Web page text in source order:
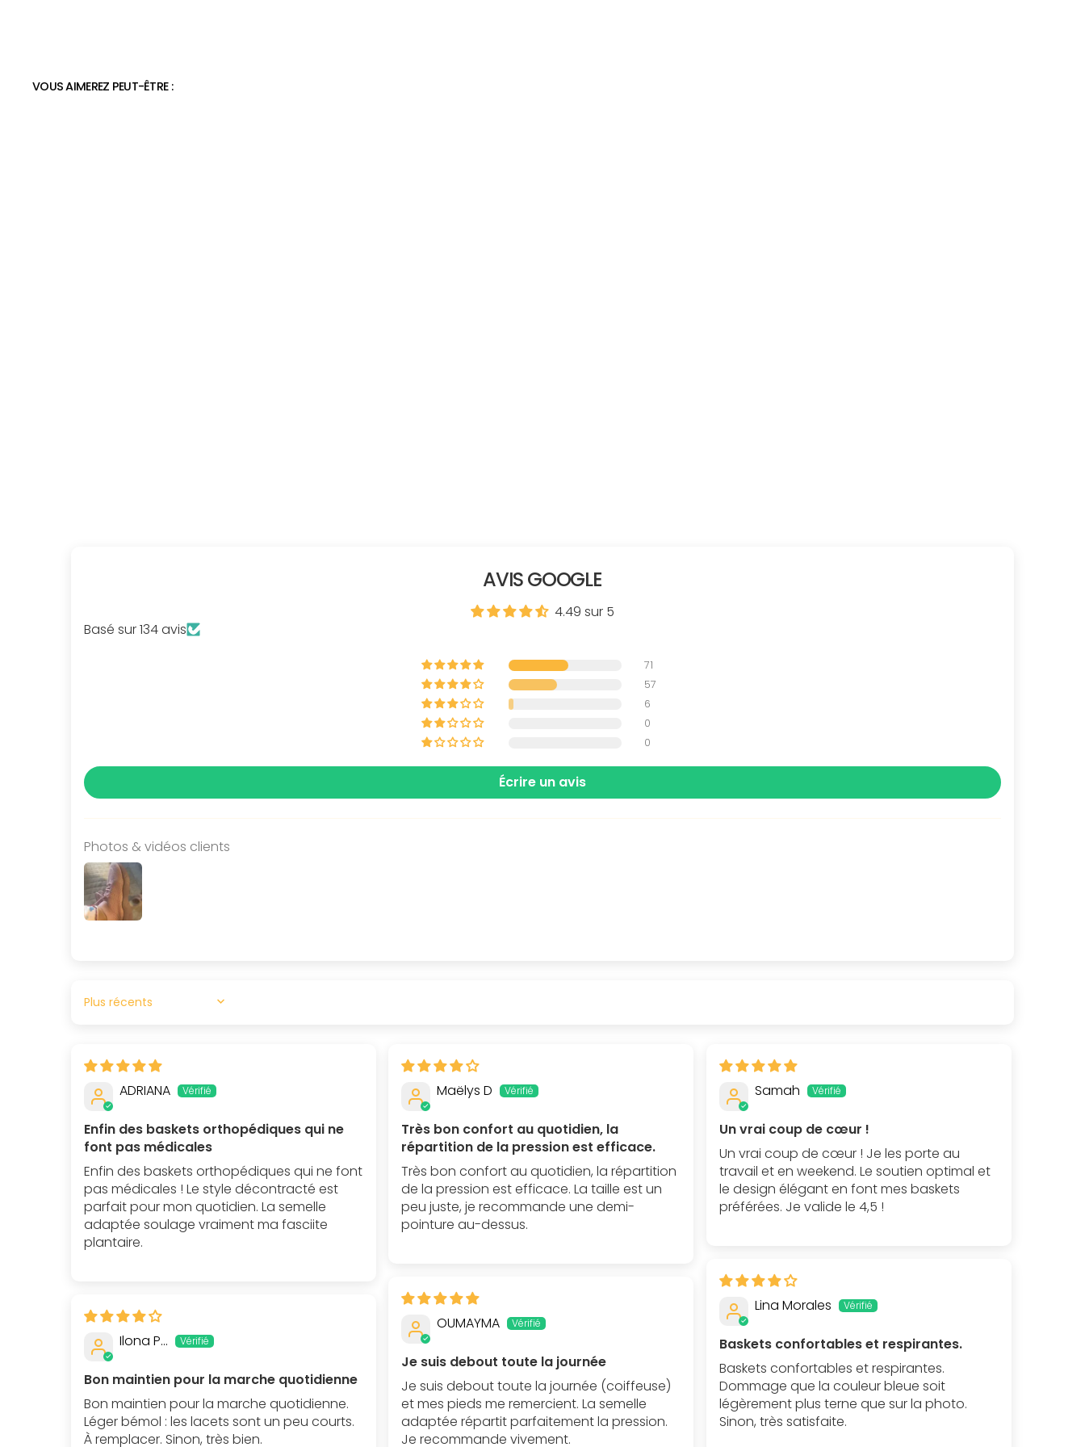
VOUS AIMEREZ PEUT-ÊTRE :
AVIS GOOGLE
4.49 sur 5
Basé sur 134 avis
71
57
6
0
0
Écrire un avis
Photos & vidéos clients
SORT BY
ADRIANA
Enfin des baskets orthopédiques qui ne
font pas médicales
Enfin des baskets orthopédiques qui ne font
pas médicales ! Le style décontracté est
parfait pour mon quotidien. La semelle
adaptée soulage vraiment ma fasciite
plantaire.
Maëlys D
Très bon confort au quotidien, la
répartition de la pression est efficace.
Très bon confort au quotidien, la répartition
de la pression est efficace. La taille est un
peu juste, je recommande une demi-
pointure au-dessus.
Samah
Un vrai coup de cœur !
Un vrai coup de cœur ! Je les porte au
travail et en weekend. Le soutien optimal et
le design élégant en font mes baskets
préférées. Je valide le 4,5 !
Lina Morales
Baskets confortables et respirantes.
Baskets confortables et respirantes.
Dommage que la couleur bleue soit
légèrement plus terne que sur la photo.
Sinon, très satisfaite.
OUMAYMA
Je suis debout toute la journée
Je suis debout toute la journée (coiffeuse)
et mes pieds me remercient. La semelle
adaptée répartit parfaitement la pression.
Je recommande vivement.
Ilona P…
Bon maintien pour la marche quotidienne
Bon maintien pour la marche quotidienne.
Léger bémol : les lacets sont un peu courts.
À remplacer. Sinon, très bien.